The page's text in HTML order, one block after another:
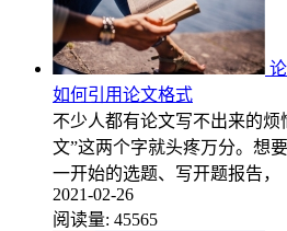
如何引用论文格式
不少人都有论文写不出来的
文”这两个字就头疼万分。想
一开始的选题、写开题报告，
2021-02-26
阅读量: 45565